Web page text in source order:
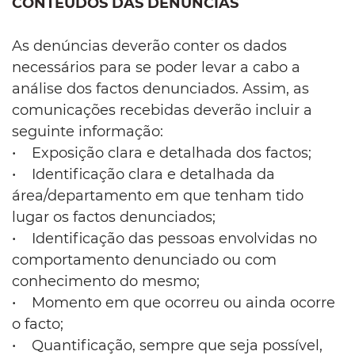
As denúncias deverão conter os dados
necessários para se poder levar a cabo a
análise dos factos denunciados. Assim, as
comunicações recebidas deverão incluir a
seguinte informação:
• Exposição clara e detalhada dos factos;
• Identificação clara e detalhada da
área/departamento em que tenham tido
lugar os factos denunciados;
• Identificação das pessoas envolvidas no
comportamento denunciado ou com
conhecimento do mesmo;
• Momento em que ocorreu ou ainda ocorre
o facto;
• Quantificação, sempre que seja possível,